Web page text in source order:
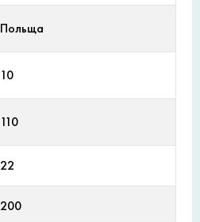
Польща
10
110
22
200